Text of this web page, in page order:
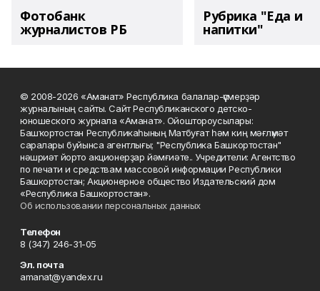
Фотобанк
журналистов РБ
Рубрика "Еда и
напитки"
© 2008-2026 «Аманат» Республика балалар-үҫмерҙәр
журналының сайты. Сайт Республиканского детско-
юношеского журнала «Аманат». Ойоштороусылары:
Башҡортостан Республикаһының Матбуғат һәм киң мәғлүмәт
саралары буйынса агентлығы; "Республика Башкортостан"
нәшриәт йорто акционерҙар йәмғиәте.. Учредители: Агентство
по печати и средствам массовой информации Республики
Башкортостан; Акционерное общество Издательский дом
«Республика Башкортостан».
Об использовании персональных данных
Телефон
8 (347) 246-31-05
Эл. почта
amanat@yandex.ru